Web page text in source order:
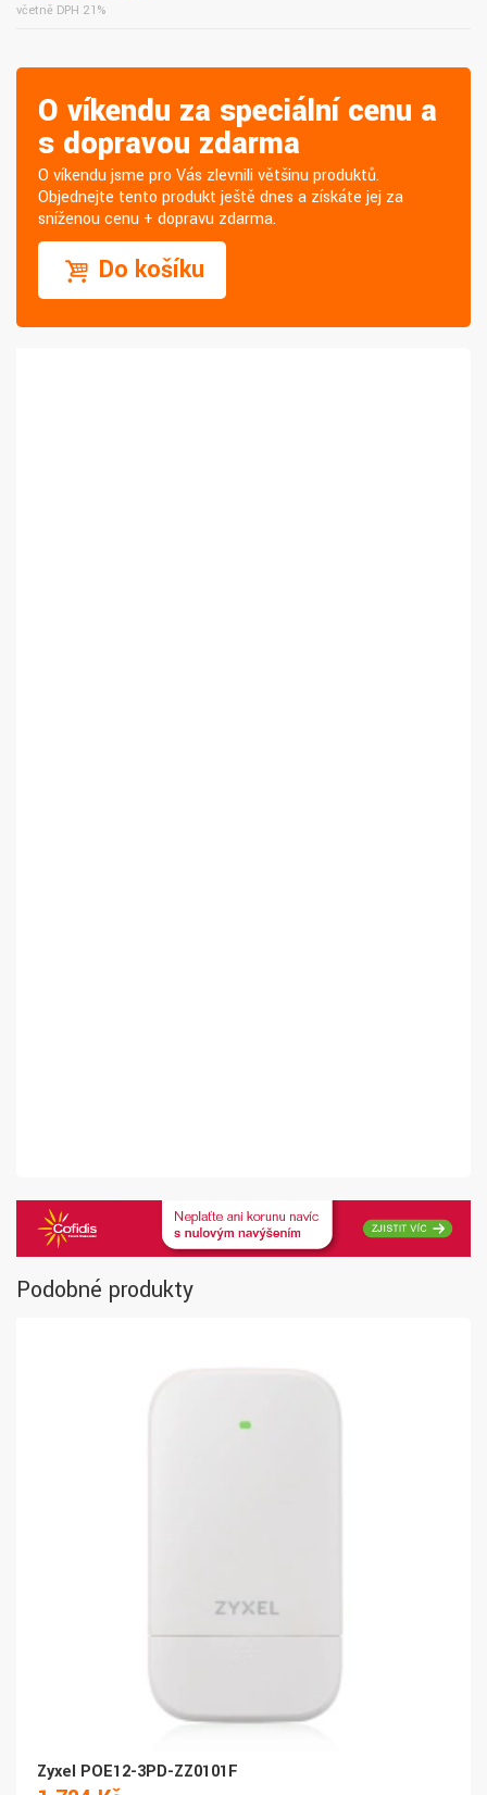
včetně DPH 21%
O víkendu za speciální cenu a
s dopravou zdarma
O víkendu jsme pro Vás zlevnili většinu produktů.
Objednejte tento produkt ještě dnes a získáte jej za
sníženou cenu + dopravu zdarma.
Do košíku
Podobné produkty
Zyxel POE12-3PD-ZZ0101F